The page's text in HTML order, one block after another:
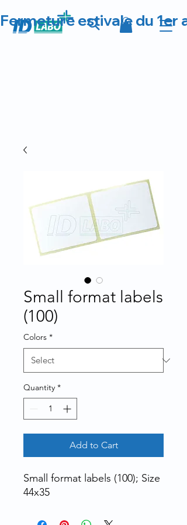
Fermeture estivale du 1er
Small format labels
(100)
Colors *
Quantity *
Add to Cart
Small format labels (100); Size
44x35